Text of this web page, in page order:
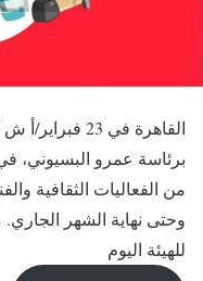
القاهرة في 23
برئاسة عمرو البسيوني،
وحتى نهاية الشهر
للهيئة اليوم